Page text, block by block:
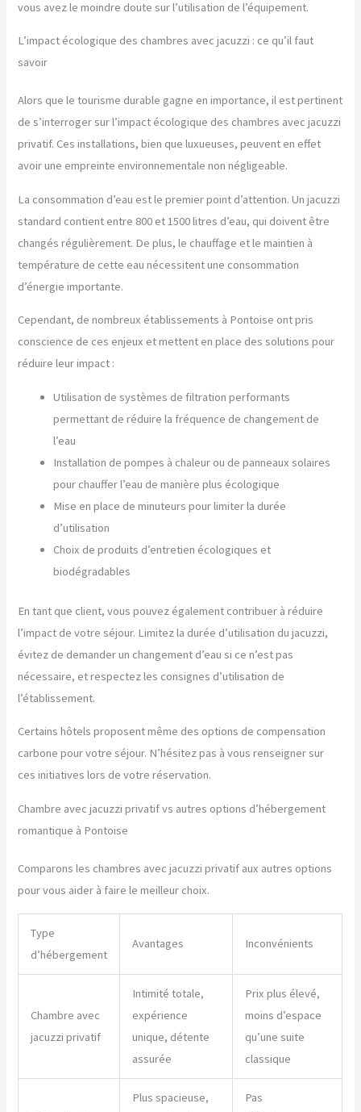
vous avez le moindre doute sur l’utilisation de l’équipement.
L’impact écologique des chambres avec jacuzzi : ce qu’il faut
savoir
Alors que le tourisme durable gagne en importance, il est pertinent
de s’interroger sur l’impact écologique des chambres avec jacuzzi
privatif. Ces installations, bien que luxueuses, peuvent en effet
avoir une empreinte environnementale non négligeable.
La consommation d’eau est le premier point d’attention. Un jacuzzi
standard contient entre 800 et 1500 litres d’eau, qui doivent être
changés régulièrement. De plus, le chauffage et le maintien à
température de cette eau nécessitent une consommation
d’énergie importante.
Cependant, de nombreux établissements à Pontoise ont pris
conscience de ces enjeux et mettent en place des solutions pour
réduire leur impact :
Utilisation de systèmes de filtration performants
permettant de réduire la fréquence de changement de
l’eau
Installation de pompes à chaleur ou de panneaux solaires
pour chauffer l’eau de manière plus écologique
Mise en place de minuteurs pour limiter la durée
d’utilisation
Choix de produits d’entretien écologiques et
biodégradables
En tant que client, vous pouvez également contribuer à réduire
l’impact de votre séjour. Limitez la durée d’utilisation du jacuzzi,
évitez de demander un changement d’eau si ce n’est pas
nécessaire, et respectez les consignes d’utilisation de
l’établissement.
Certains hôtels proposent même des options de compensation
carbone pour votre séjour. N’hésitez pas à vous renseigner sur
ces initiatives lors de votre réservation.
Chambre avec jacuzzi privatif vs autres options d’hébergement
romantique à Pontoise
Comparons les chambres avec jacuzzi privatif aux autres options
pour vous aider à faire le meilleur choix.
Type
d’hébergement
Avantages Inconvénients
Chambre avec
jacuzzi privatif
Intimité totale,
expérience
unique, détente
assurée
Prix plus élevé,
moins d’espace
qu’une suite
classique
Plus spacieuse,
Pas